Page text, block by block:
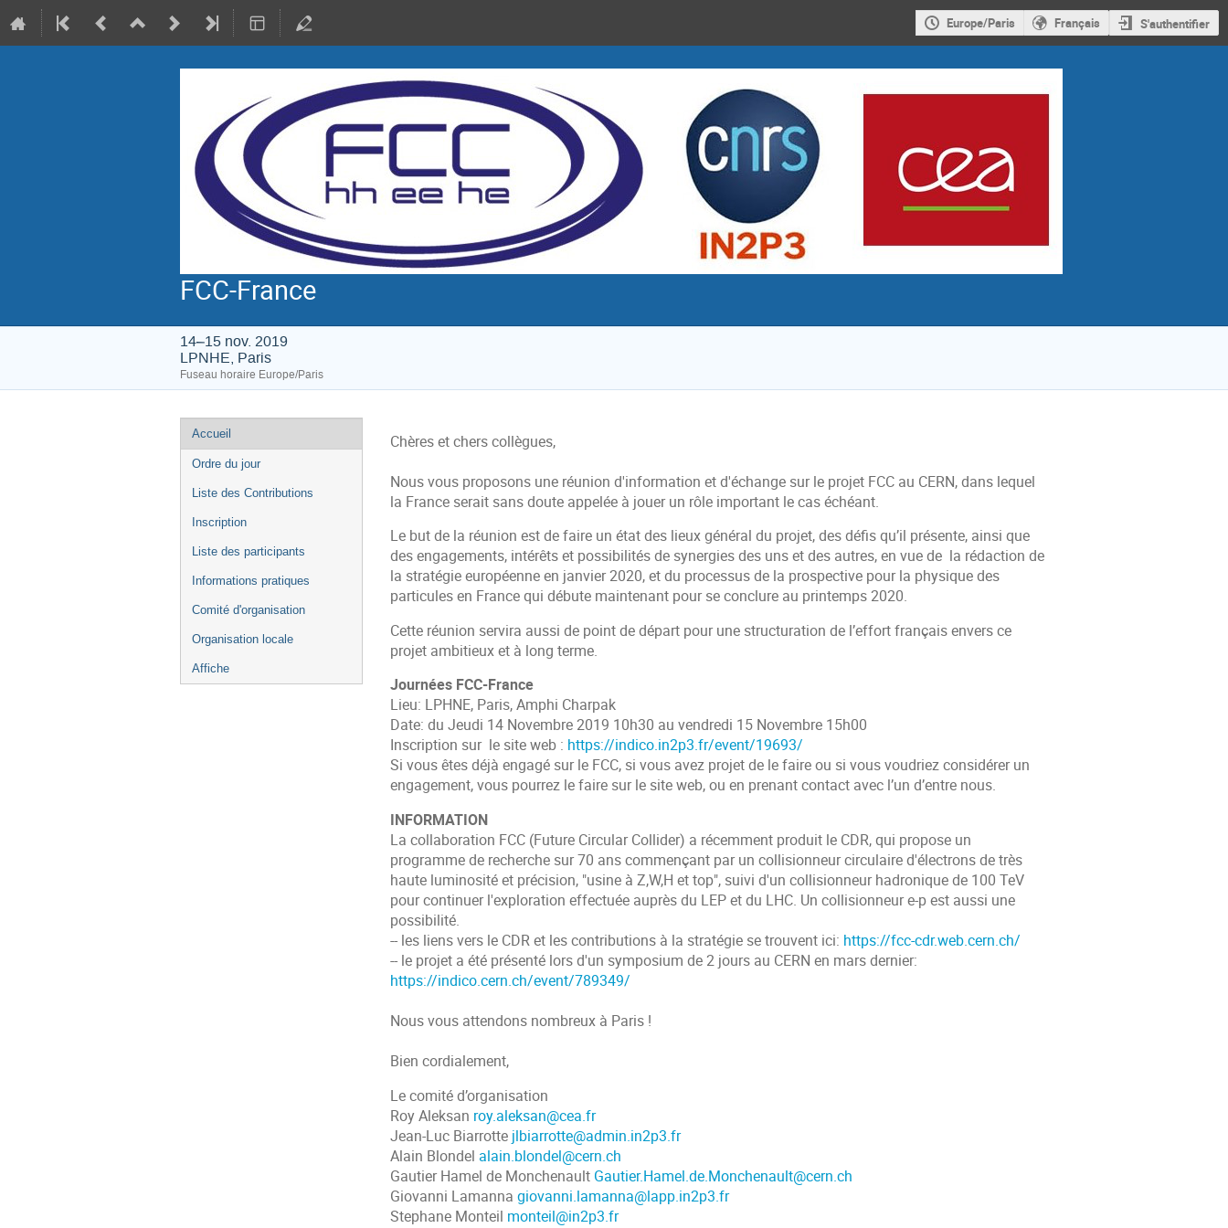
Europe/Paris Français S'authentifier
FCC-France
14–15 nov. 2019
LPNHE, Paris
Fuseau horaire Europe/Paris
Menu
de
l'événement
Accueil
Ordre du jour
Liste des Contributions
Inscription
Liste des participants
Informations pratiques
Comité d'organisation
Organisation locale
Affiche
Chères et chers collègues,
Nous vous proposons une réunion d'information et d'échange sur le projet FCC au CERN, dans lequel
la France serait sans doute appelée à jouer un rôle important le cas échéant.
Le but de la réunion est de faire un état des lieux général du projet, des défis qu’il présente, ainsi que
des engagements, intérêts et possibilités de synergies des uns et des autres, en vuede la rédaction de
la stratégie européenne en janvier 2020, et du processus de la prospective pour la physique des
particules en France qui débute maintenant pour se conclure au printemps 2020.
Cette réunion servira aussi de point de départ pour une structuration de l’effort français envers ce
projet ambitieux et à long terme.
Journées FCC-France
Lieu: LPHNE, Paris, Amphi Charpak
Date: du Jeudi 14 Novembre 2019 10h30 au vendredi 15 Novembre 15h00
Inscription sur le site web : https://indico.in2p3.fr/event/19693/
Si vous êtes déjà engagé sur le FCC, si vous avez projet de le faire ou si vous voudriez considérer un
engagement, vous pourrez le faire sur le site web, ou en prenant contact avec l’un d’entre nous.
INFORMATION
La collaboration FCC (Future Circular Collider) a récemment produit le CDR, qui propose un
programme de recherche sur 70 ans commençant par un collisionneur circulaire d'électrons de très
haute luminosité et précision, "usine à Z,W,H et top", suivi d'un collisionneur hadronique de 100 TeV
pour continuer l'exploration effectuée auprès du LEP et du LHC. Un collisionneur e-p est aussi une
possibilité.
-- les liens vers le CDR et les contributions à la stratégie se trouvent ici: https://fcc-cdr.web.cern.ch/
-- le projet a été présenté lors d'un symposium de 2 jours au CERN en mars dernier:
https://indico.cern.ch/event/789349/
Nous vous attendons nombreux à Paris !
Bien cordialement,
Le comité d’organisation
Roy Aleksan roy.aleksan@cea.fr
Jean-Luc Biarrotte jlbiarrotte@admin.in2p3.fr
Alain Blondel alain.blondel@cern.ch
Gautier Hamel de Monchenault Gautier.Hamel.de.Monchenault@cern.ch
Giovanni Lamanna giovanni.lamanna@lapp.in2p3.fr
Stephane Monteil monteil@in2p3.fr